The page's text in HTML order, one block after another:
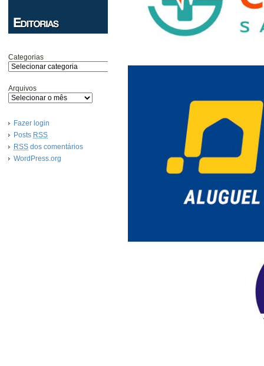
Categorias
Arquivos
Fazer login
Posts RSS
RSS dos comentários
WordPress.org